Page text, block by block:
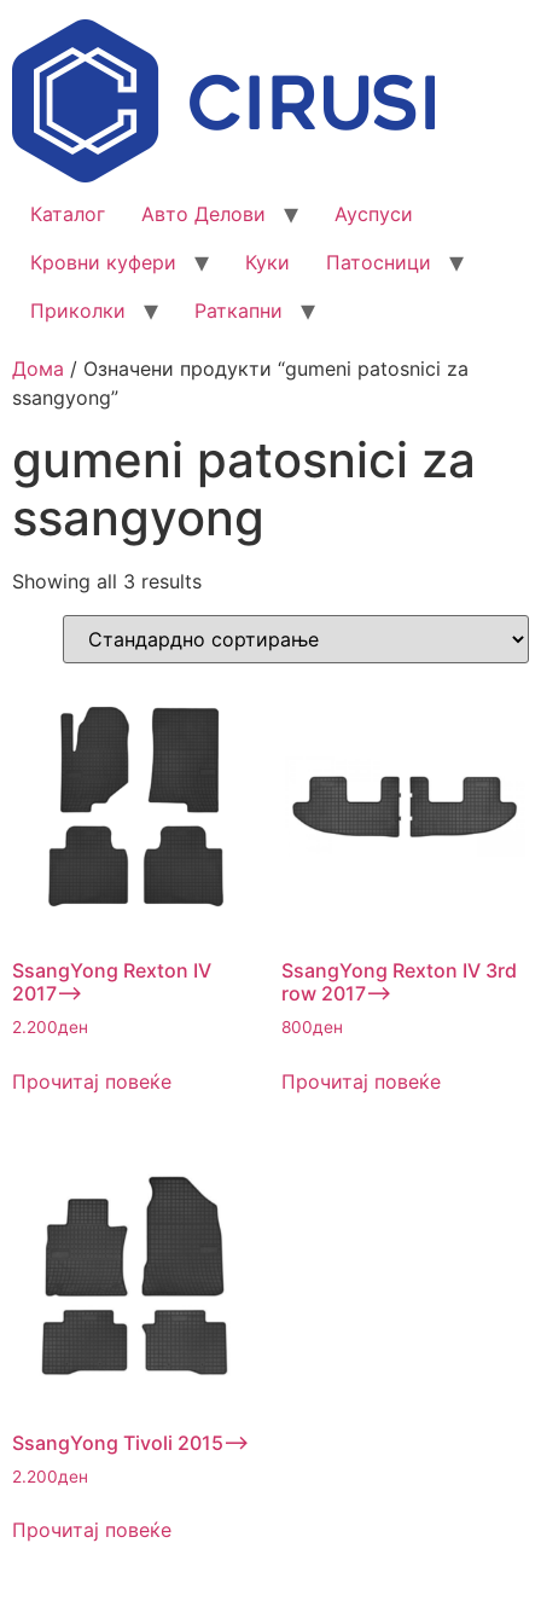
Каталог Авто Делови
Ауспуси
Кровни куфери
Куки
Патосници
Приколки
Раткапни
Дома / Означени продукти “gumeni patosnici za
ssangyong”
gumeni patosnici za
ssangyong
Showing all 3 results
SsangYong Rexton IV
2017–>
2.200ден
Прочитај повеќе
SsangYong Rexton IV 3rd
row 2017–>
800ден
Прочитај повеќе
SsangYong Tivoli 2015–>
2.200ден
Прочитај повеќе